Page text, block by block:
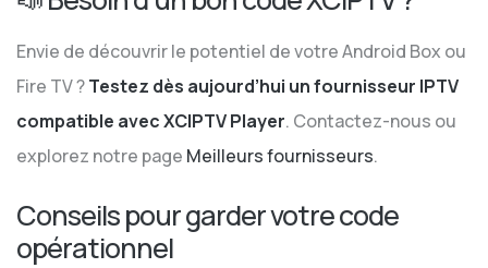
Envie de découvrir le potentiel de votre Android Box ou
Fire TV ?Testez dès aujourd’hui un fournisseur IPTV
compatible avec XCIPTV Player. Contactez-nous ou
explorez notre page Meilleurs fournisseurs.
Conseils pour garder votre code
opérationnel